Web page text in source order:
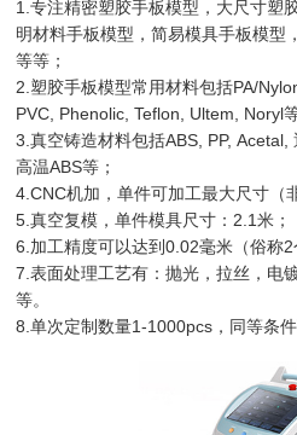
1.专注精密塑胶手板模型，大尺寸塑
明材料手板模型，简易模具手板模型
等等；
2.塑胶手板模型常用材料包括PA/
PVC, Phenolic, Teflon, Ultem, Noryl等
3.真空铸造材料包括ABS, PP, Acetal,
高温ABS等；
4.CNC机加，单件可加工最大尺寸（
5.真空复模，单件模具尺寸：2.1米；
6.加工精度可以达到0.02毫米（俗称2
7.表面处理工艺有：抛光，拉丝，电
等。
8.单次定制数量1-1000pcs，同等条件